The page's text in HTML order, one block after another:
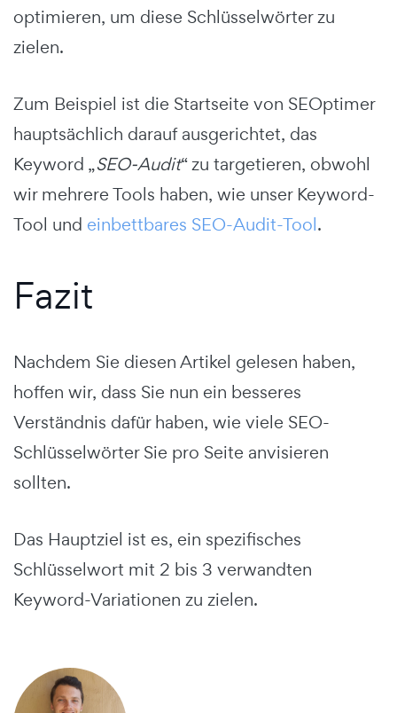
optimieren, um diese Schlüsselwörter zu
zielen.
Zum Beispiel ist die Startseite von SEOptimer
hauptsächlich darauf ausgerichtet, das
Keyword „SEO-Audit“ zu targetieren, obwohl
wir mehrere Tools haben, wie unser Keyword-
Tool und einbettbares SEO-Audit-Tool.
Fazit
Nachdem Sie diesen Artikel gelesen haben,
hoffen wir, dass Sie nun ein besseres
Verständnis dafür haben, wie viele SEO-
Schlüsselwörter Sie pro Seite anvisieren
sollten.
Das Hauptziel ist es, ein spezifisches
Schlüsselwort mit 2 bis 3 verwandten
Keyword-Variationen zu zielen.